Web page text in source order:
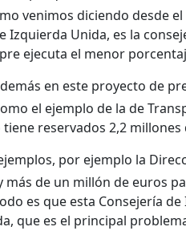
venimos diciendo desde
Izquierda Unida, es la
ejecuta el menor
en este proyecto de
el ejemplo de la de
reservados 2,2
por ejemplo la
más de un millón de euros
es que esta Consejería
que es el principal